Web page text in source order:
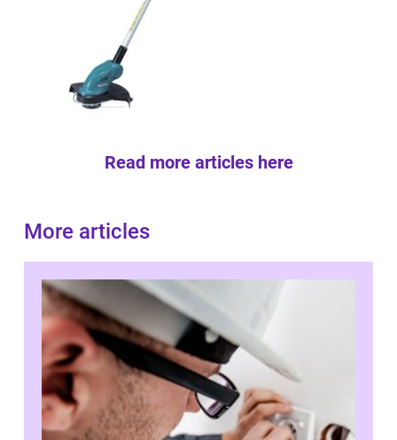
Read more articles here
More articles